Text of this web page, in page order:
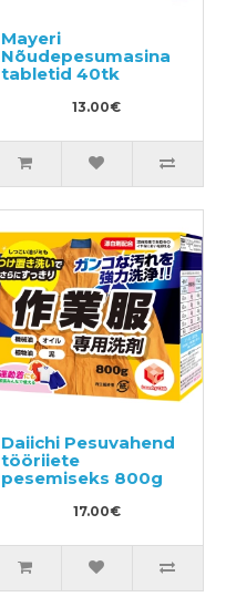
Mayeri
Nõudepesumasina
tabletid 40tk
13.00€
Daiichi Pesuvahend
tööriiete
pesemiseks 800g
17.00€